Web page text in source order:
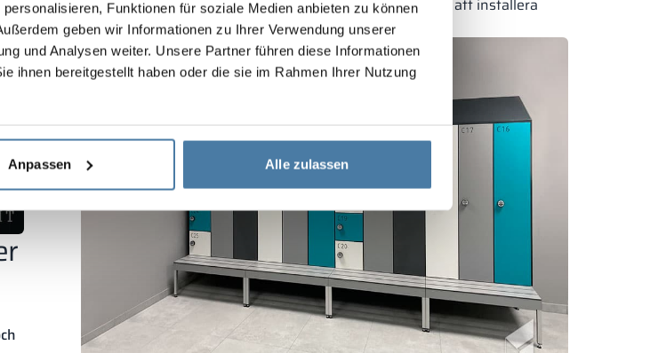
Funktionen für soziale Medien anbieten zu können
geben wir Informationen zu Ihrer Verwendung unserer
und Analysen weiter. Unsere Partner führen diese Informationen
ihnen bereitgestellt haben oder die sie im Rahmen Ihrer Nutzung
Anpassen Alle zulassen
förvara andra personliga tillhörigheter. Det är därför värt att installera
dem även i kontorslokaler.